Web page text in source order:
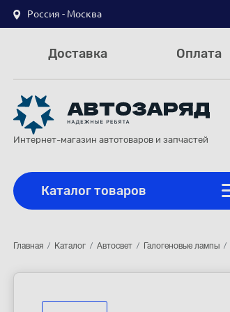
Россия - Москва
Доставка Оплата
Интернет-магазин автотоваров и запчастей
Каталог товаров
Главная Каталог Автосвет Галогеновые лампы